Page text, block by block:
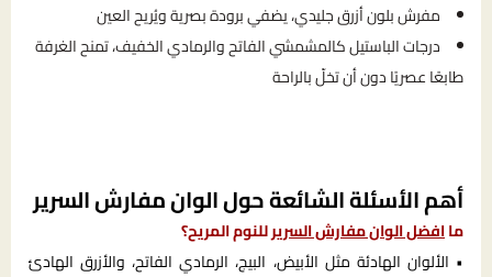
مفرش بلون أزرق جليدي، يضفي برودة بصرية ويُريح العين
درجات الباستيل كالمشمشي الفاتح والرمادي الخفيف، تمنح الغرفة
طابعًا عصريًا دون أن تخلّ بالراحة
أهم الأسئلة الشائعة حول الوان مفارش السرير
ماافضل الوان مفارش السريرللنوم المريح؟
• الألوان الهادئة مثل الأبيض، البيج، الرمادي الفاتح، والأزرق الهادئ